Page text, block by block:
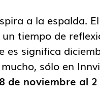
a la espalda. El
tiempo de
es significa
sólo en
de noviembre al